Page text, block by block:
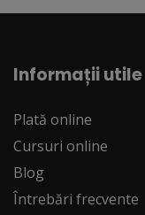
Informații utile
Plată online
Cursuri online
Blog
Întrebări frecvente